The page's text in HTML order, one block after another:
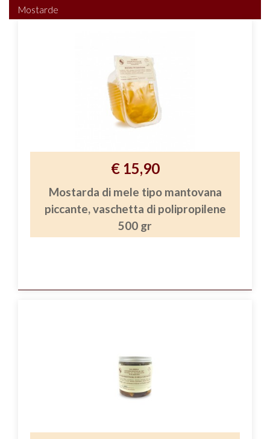
Mostarde
€ 15,90
Mostarda di mele tipo mantovana
piccante, vaschetta di polipropilene
500 gr